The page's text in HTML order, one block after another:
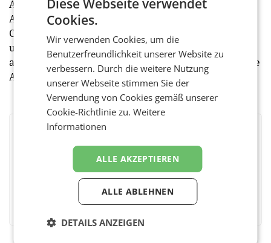
Austausch von E-Commerce-Praktikern auf
Augenhöhe eine Lücke im österreichischen E-
Commerce. Vor Ort, unkompliziert zum Feierabend
und in ungezwungener Atmosphäre profitiert jetzt
auch die E-Commerce-Branche in Salzburg ohne lange
Anreise von diesem.
MessengerWhatsAppLinkedInXING
Diese Webseite verwendet
Cookies.
Wir verwenden Cookies, um die
Benutzerfreundlichkeit unserer Website zu
verbessern. Durch die weitere Nutzung
unserer Webseite stimmen Sie der
Verwendung von Cookies gemäß unserer
Cookie-Richtlinie zu.Weitere
Informationen
ALLE AKZEPTIEREN
ALLE ABLEHNEN
DETAILS ANZEIGEN